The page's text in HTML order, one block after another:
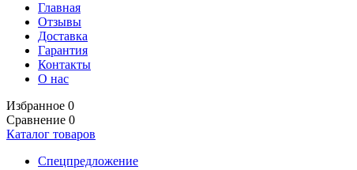
Главная
Отзывы
Доставка
Гарантия
Контакты
О нас
Избранное 0
Сравнение 0
Каталог товаров
Спецпредложение